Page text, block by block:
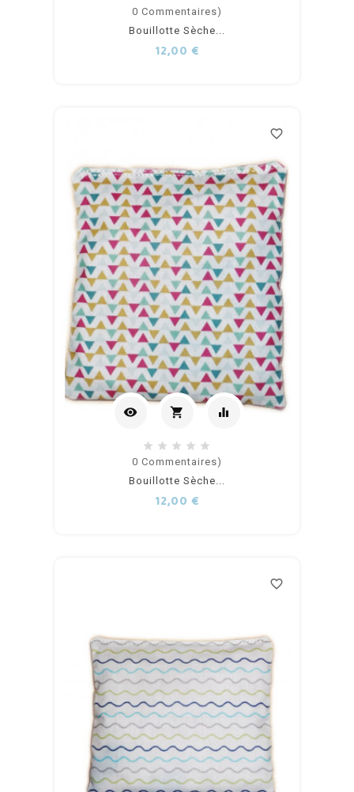
Ajouter
au
0 Commentaires)
Bouillotte Sèche...
12,00 €
favorite_border
visibility shopping_cart
Ajouter
au
equalizer
0 Commentaires)
Bouillotte Sèche...
12,00 €
favorite_border